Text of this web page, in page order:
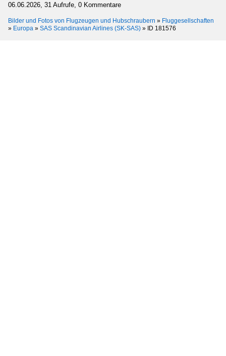
06.06.2026, 31 Aufrufe, 0 Kommentare
Bilder und Fotos von Flugzeugen und Hubschraubern » Fluggesellschaften
» Europa » SAS Scandinavian Airlines (SK-SAS) » ID 181576